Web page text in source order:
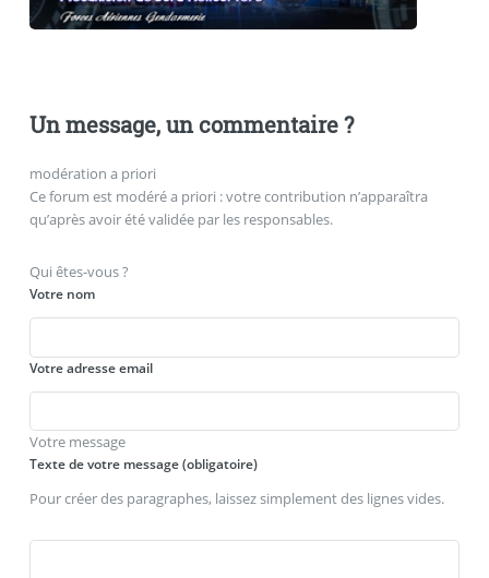
Un message, un commentaire ?
modération a priori
Ce forum est modéré a priori : votre contribution n’apparaîtra
qu’après avoir été validée par les responsables.
Qui êtes-vous ?
Votre nom
Votre adresse email
Votre message
Texte de votre message (obligatoire)
Pour créer des paragraphes, laissez simplement des lignes vides.